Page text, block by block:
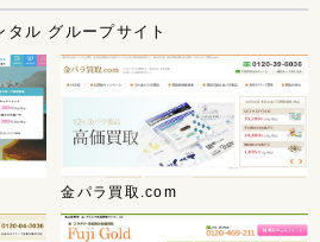
タル グループサイト
金パラ買取.com